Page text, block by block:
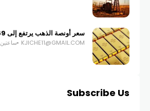
سعر أونصة الذهب يرتفع إلى 4285.69 دولاراً
KJICHE11@GMAIL.COM ساعتين AGO
Subscribe Us